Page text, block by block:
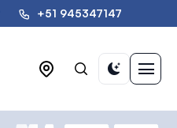
+51 945347147